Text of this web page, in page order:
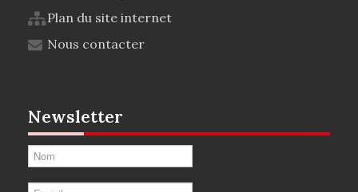
Plan du site internet
Nous contacter
Newsletter